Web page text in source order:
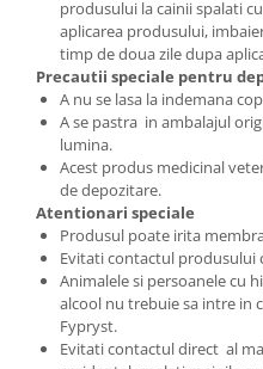
produsului la cainii spalati
aplicarea produsului,
timp de doua zile dupa
Precautii speciale pentru
A nu se lasa la indemana
A se pastra in ambalajul
lumina.
Acest produs medicinal
de depozitare.
Atentionari speciale
Produsul poate irita
Evitati contactul produsului
Animalele si persoanele cu
alcool nu trebuie sa intre in
Fypryst.
Evitati contactul direct al